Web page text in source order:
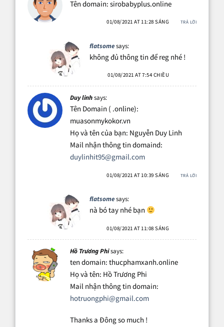
Tên domain: sirobabyplus.online
01/08/2021 AT 11:28 SÁNG TRẢ LỜI
flatsomesays:
không đủ thông tin để reg nhé !
01/08/2021 AT 7:54 CHIỀU
Duy linhsays:
Tên Domain ( .online):
muasonmykokor.vn
Họ và tên của bạn: Nguyễn Duy Linh
Mail nhận thông tin domaind:
duylinhit95@gmail.com
01/08/2021 AT 10:39 SÁNG TRẢ LỜI
flatsomesays:
nà bó tay nhé bạn
01/08/2021 AT 11:08 SÁNG
Hồ Trương Phisays:
ten domain: thucphamxanh.online
Họ và tên: Hồ Trương Phi
Mail nhận thông tin domain:
hotruongphi@gmail.com
Thanks a Đông so much !